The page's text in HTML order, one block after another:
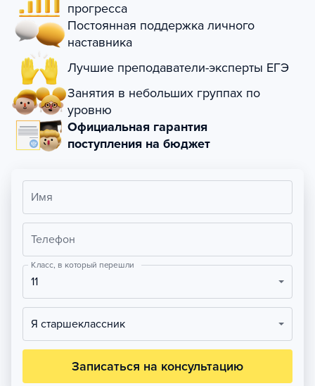
прогресса
Постоянная поддержка личного
наставника
Лучшие преподаватели-эксперты ЕГЭ
Занятия в небольших группах по
уровню
Официальная гарантия
поступления на бюджет
Имя
Телефон
Класс, в который перешли
11
Я старшеклассник
Записаться на консультацию